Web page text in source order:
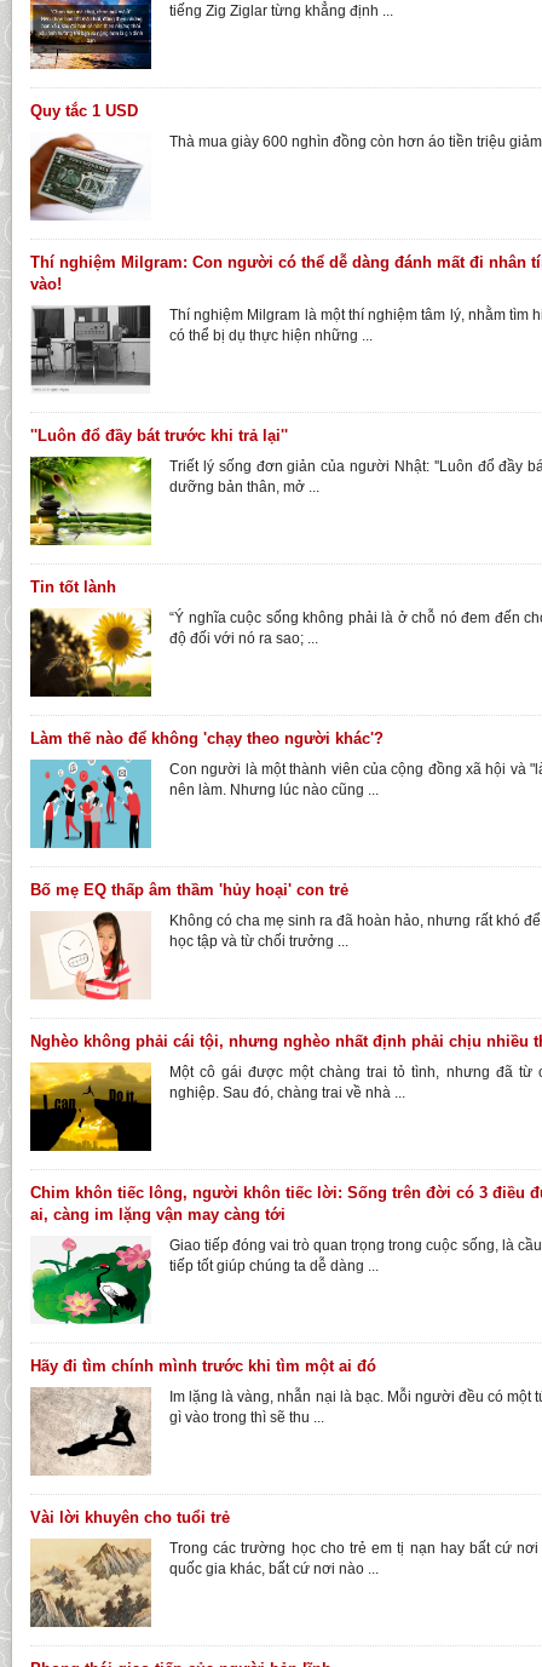
tiếng Zig Ziglar từng khẳng định ...
Quy tắc 1 USD
Thà mua giày 600 nghìn đồng còn hơn áo tiền triệu
Thí nghiệm Milgram: Con người có thể dễ dàng đánh mất đi nhân
vào!
Thí nghiệm Milgram là một thí nghiệm tâm lý, nhằm tìm
có thể bị dụ thực hiện những ...
''Luôn đổ đầy bát trước khi trả lại''
Triết lý sống đơn giản của người Nhật: ''Luôn đổ đầy
dưỡng bản thân, mở ...
Tin tốt lành
“Ý nghĩa cuộc sống không phải là ở chỗ nó đem đến
độ đối với nó ra sao; ...
Làm thế nào để không 'chạy theo người khác'?
Con người là một thành viên của cộng đồng xã hội và
nên làm. Nhưng lúc nào cũng ...
Bố mẹ EQ thấp âm thầm 'hủy hoại' con trẻ
Không có cha mẹ sinh ra đã hoàn hảo, nhưng rất khó
học tập và từ chối trưởng ...
Nghèo không phải cái tội, nhưng nghèo nhất định phải chịu nhiều
Một cô gái được một chàng trai tỏ tình, nhưng đã từ
nghiệp. Sau đó, chàng trai về nhà ...
Chim khôn tiếc lông, người khôn tiếc lời: Sống trên đời có 3 điều
ai, càng im lặng vận may càng tới
Giao tiếp đóng vai trò quan trọng trong cuộc sống, là
tiếp tốt giúp chúng ta dễ dàng ...
Hãy đi tìm chính mình trước khi tìm một ai đó
Im lặng là vàng, nhẫn nại là bạc. Mỗi người đều có một
gì vào trong thì sẽ thu ...
Vài lời khuyên cho tuổi trẻ
Trong các trường học cho trẻ em tị nạn hay bất cứ
quốc gia khác, bất cứ nơi nào ...